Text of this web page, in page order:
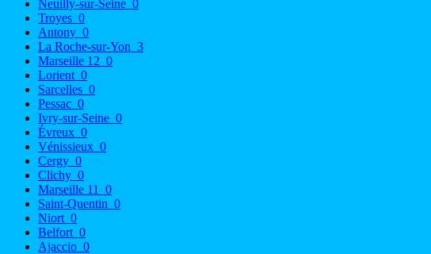
Neuilly-sur-Seine 0
Troyes 0
Antony 0
La Roche-sur-Yon 3
Marseille 12 0
Lorient 0
Sarcelles 0
Pessac 0
Ivry-sur-Seine 0
Évreux 0
Vénissieux 0
Cergy 0
Clichy 0
Marseille 11
0
Saint-Quentin 0
Niort 0
Belfort 0
Ajaccio 0